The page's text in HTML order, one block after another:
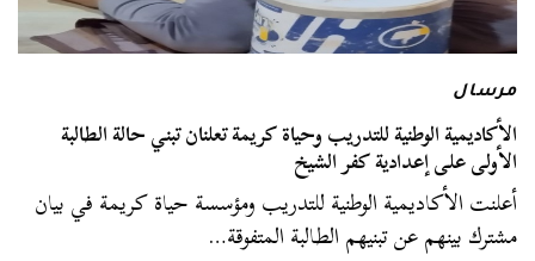
مرسال
الأكاديمية الوطنية للتدريب وحياة كريمة تعلنان تبني حالة الطالبة
الأولى على إعدادية كفر الشيخ
أعلنت الأكاديمية الوطنية للتدريب ومؤسسة حياة كريمة في بيان
مشترك بينهم عن تبنيهم الطالبة المتفوقة…